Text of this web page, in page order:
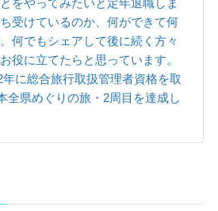
をやってみたいと定年退職しま
受けているのか、何ができて何
何でもシェアして後に続く方々
役に立てたらと思っています。
に総合旅行取扱管理者資格を取
全県めぐりの旅・2周目を達成し